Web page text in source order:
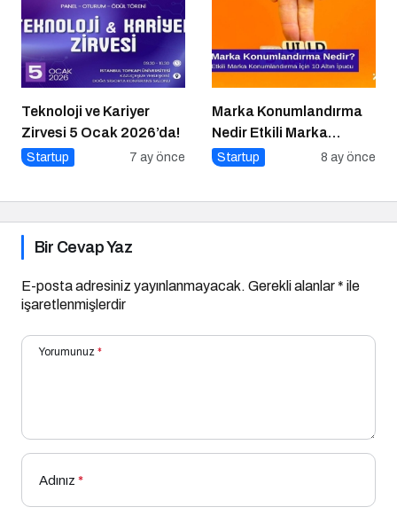
Teknoloji ve Kariyer
Zirvesi 5 Ocak 2026’da!
Startup 7 ay önce
Marka Konumlandırma
Nedir Etkili Marka
Konumlandırma İçin 10
Startup 8 ay önce
Bir Cevap Yaz
E-posta adresiniz yayınlanmayacak. Gerekli alanlar* ile
işaretlenmişlerdir
Yorumunuz *
Adınız *